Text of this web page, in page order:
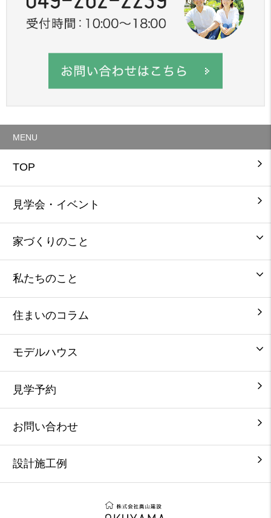
MENU
TOP
見学会・イベント
家づくりのこと
私たちのこと
住まいのコラム
モデルハウス
見学予約
お問い合わせ
設計施工例